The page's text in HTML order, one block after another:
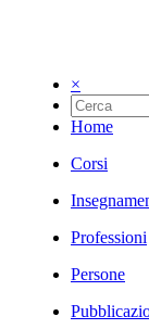
×
Home
Corsi
Professioni
Persone